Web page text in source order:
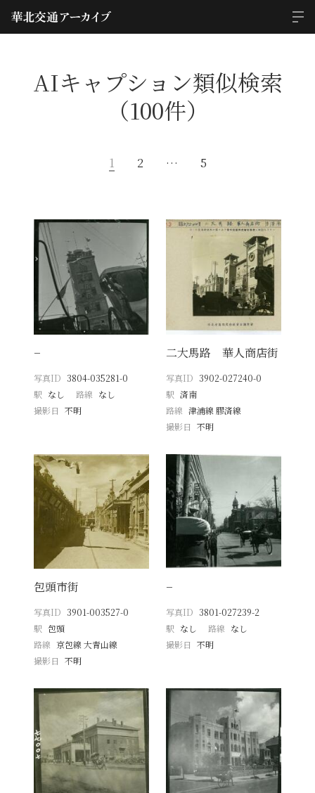
AIキャプション類似検索
（100件）
1 2 … 5
−
写真ID 3804-035281-0
駅 なし 路線 なし
撮影日
不明
二大馬路 華人商店街
写真ID 3902-027240-0
駅 済南
路線 津浦線 膠済線
撮影日 不明
包頭市街
写真ID 3901-003527-0
駅 包頭
路線 京包線 大青山線
撮影日
不明
−
写真ID 3801-027239-2
駅 なし 路線 なし
撮影日 不明